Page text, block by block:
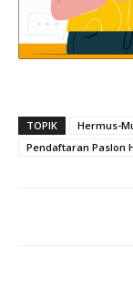
TOPIK
Hermus-
Pendaftaran Paslon